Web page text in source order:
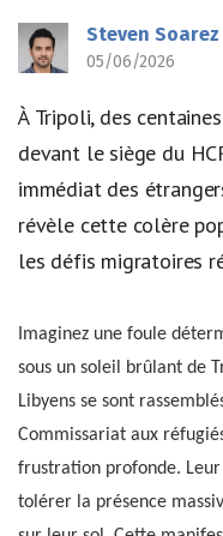
Steven Soarez
05/06/2026
À Tripoli, des
devant le siège du
immédiat des
révèle cette colère
les défis migratoires
Imaginez une foule
sous un soleil brûlant de
Libyens se sont
Commissariat aux
frustration profonde.
tolérer la présence